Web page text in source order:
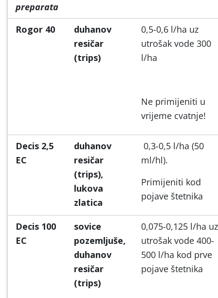
preparata
Rogor 40
duhanov
resičar
(trips)
0,5-0,6 l/ha uz
utrošak vode 300
l/ha
Ne primijeniti u
vrijeme cvatnje!
Decis 2,5
EC
duhanov
resičar
(trips),
lukova
zlatica
0,3-0,5 l/ha (50
ml/hl).
Primijeniti kod
pojave štetnika
Decis 100
EC
sovice
pozemljuše,
duhanov
resičar
(trips)
0,075-0,125 l/ha uz
utrošak vode 400-
500 l/ha kod prve
pojave štetnika